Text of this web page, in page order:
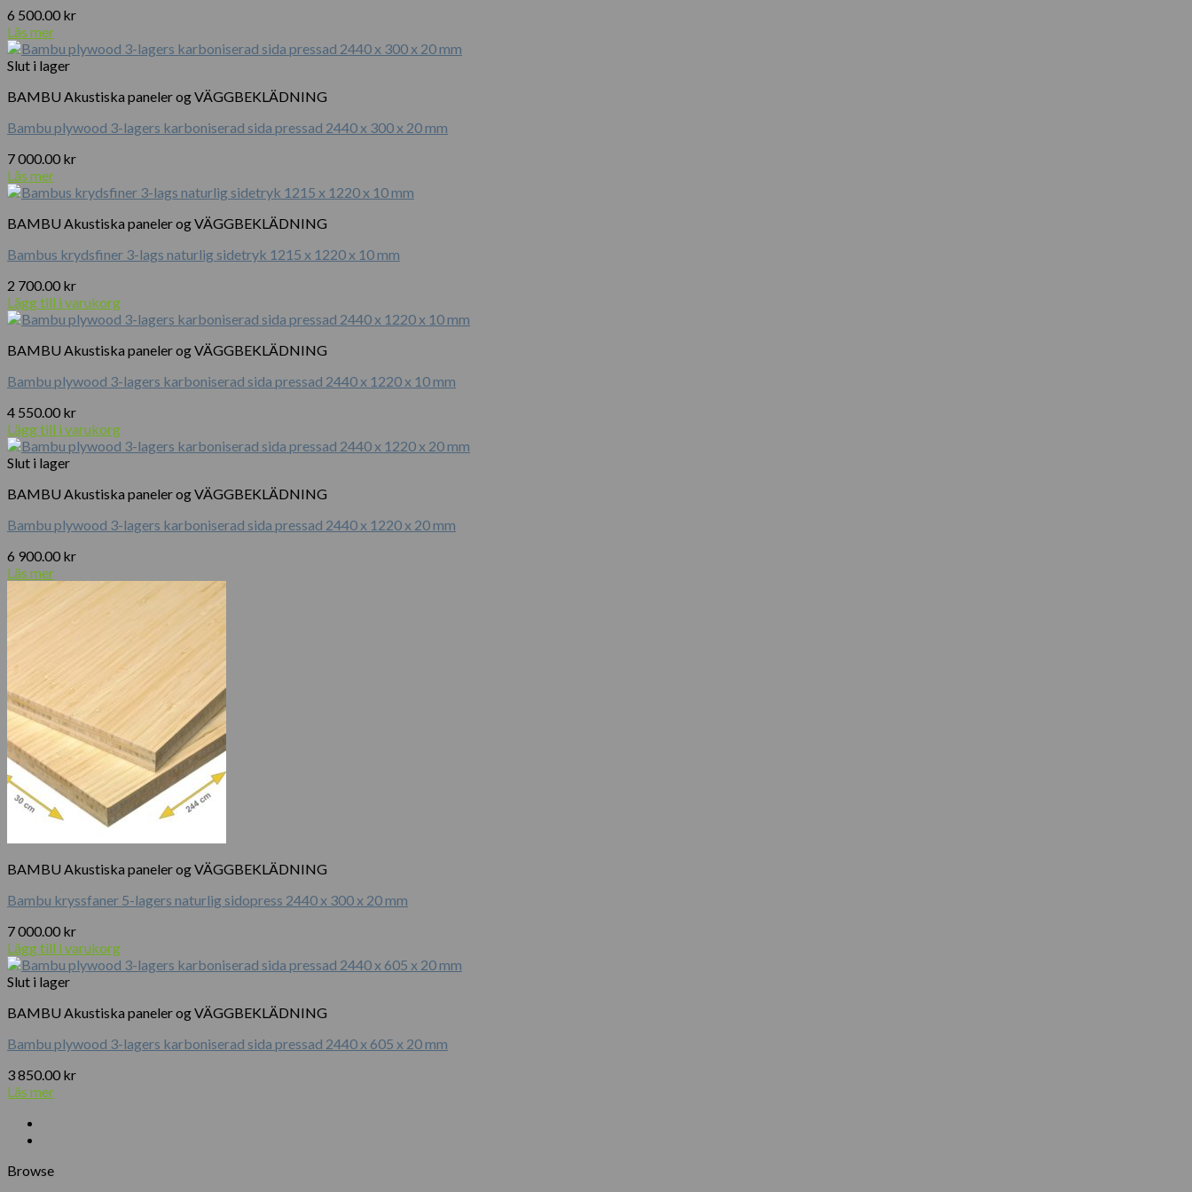
6 500.00 kr
Läs mer
Slut i lager
BAMBU Akustiska paneler og VÄGGBEKLÄDNING
Bambu plywood 3-lagers karboniserad sida pressad 2440 x 300 x 20 mm
7 000.00 kr
Läs mer
BAMBU Akustiska paneler og VÄGGBEKLÄDNING
Bambus krydsfiner 3-lags naturlig sidetryk 1215 x 1220 x 10 mm
2 700.00 kr
Lägg till i varukorg
BAMBU Akustiska paneler og VÄGGBEKLÄDNING
Bambu plywood 3-lagers karboniserad sida pressad 2440 x 1220 x 10 mm
4 550.00 kr
Lägg till i varukorg
Slut i lager
BAMBU Akustiska paneler og VÄGGBEKLÄDNING
Bambu plywood 3-lagers karboniserad sida pressad 2440 x 1220 x 20 mm
6 900.00 kr
Läs mer
BAMBU Akustiska paneler og VÄGGBEKLÄDNING
Bambu kryssfaner 5-lagers naturlig sidopress 2440 x 300 x 20 mm
7 000.00 kr
Lägg till i varukorg
Slut i lager
BAMBU Akustiska paneler og VÄGGBEKLÄDNING
Bambu plywood 3-lagers karboniserad sida pressad 2440 x 605 x 20 mm
3 850.00 kr
Läs mer
Browse